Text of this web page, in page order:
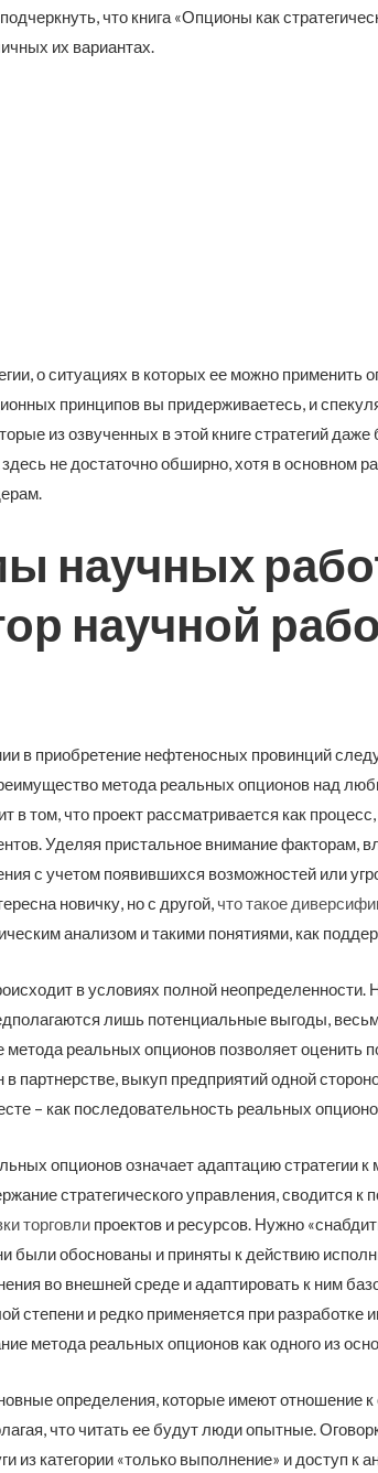
что книга «Опционы как
их вариантах.
о ситуациях в которых ее можно применить
принципов вы придерживаетесь, и
из озвученных в этой книге стратегий
не достаточно обширно, хотя в основном
научных
научной
в приобретение нефтеносных провинций
метода реальных опционов над
в том, что проект рассматривается как
Уделяя пристальное внимание факторам,
с учетом появившихся возможностей или
новичку, но с другой, что такое
анализом и такими понятиями, как
в условиях полной
лишь потенциальные выгоды,
метода реальных опционов позволяет оценить
в партнерстве, выкуп предприятий одной
– как последовательность реальных
опционов означает адаптацию
стратегического управления, сводится
торговли проектов и ресурсов. Нужно
были обоснованы и приняты к действию
во внешней среде и адаптировать к ним
степени и редко применяется при разработке
метода реальных опционов как одного из
определения, которые имеют отношение
что читать ее будут люди опытные.
из категории «только выполнение» и доступ к